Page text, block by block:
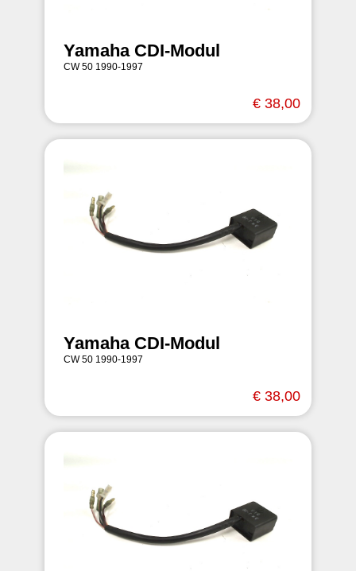
Yamaha CDI-Modul
CW 50 1990-1997
€ 38,00
Yamaha CDI-Modul
CW 50 1990-1997
€ 38,00